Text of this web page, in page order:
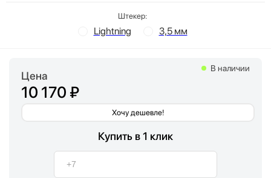
Штекер:
Lightning 3,5 мм
Цена
10 170 ₽
Хочу дешевле!
В наличии
Купить в 1 клик